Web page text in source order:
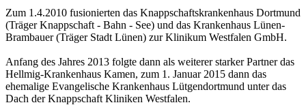
Zum 1.4.2010 fusionierten das Knappschaftskrankenhaus Dortmund
(Träger Knappschaft - Bahn - See) und das Krankenhaus Lünen-
Brambauer (Träger Stadt Lünen) zur Klinikum Westfalen GmbH.
Anfang des Jahres 2013 folgte dann als weiterer starker Partner das
Hellmig-Krankenhaus Kamen, zum 1. Januar 2015 dann das
ehemalige Evangelische Krankenhaus Lütgendortmund unter das
Dach der Knappschaft Kliniken Westfalen.